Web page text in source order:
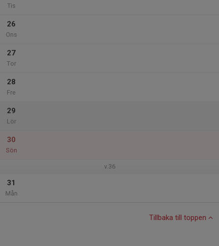
Tis
26
Ons
27
Tor
28
Fre
29
Lör
30
Sön
v.36
31
Mån
Tillbaka till toppen